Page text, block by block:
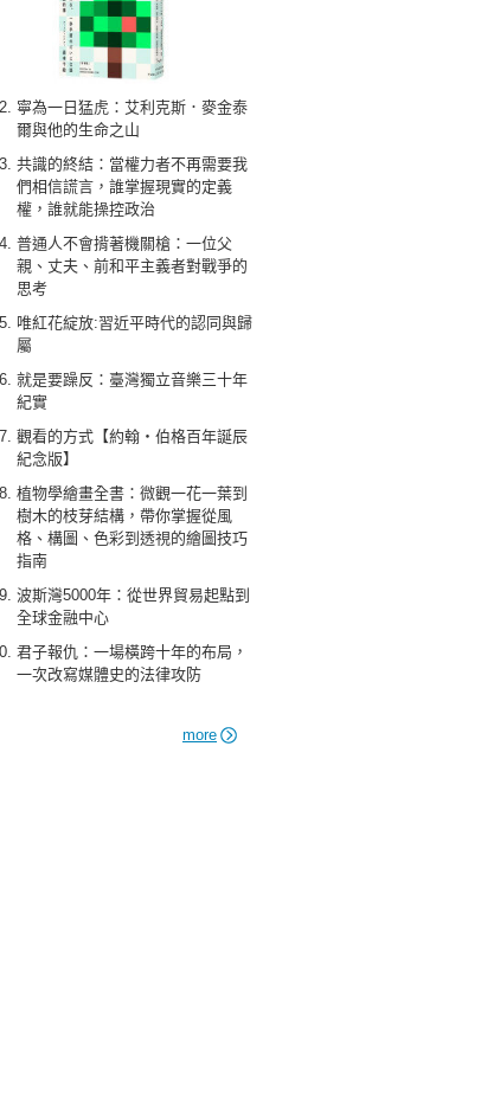
寧為一日猛虎：艾利克斯．麥金泰
爾與他的生命之山
共識的終結：當權力者不再需要我
們相信謊言，誰掌握現實的定義
權，誰就能操控政治
普通人不會揹著機關槍：一位父
親、丈夫、前和平主義者對戰爭的
思考
唯紅花綻放:習近平時代的認同與歸
屬
就是要躁反：臺灣獨立音樂三十年
紀實
觀看的方式【約翰‧伯格百年誕辰
紀念版】
植物學繪畫全書：微觀一花一葉到
樹木的枝芽結構，帶你掌握從風
格、構圖、色彩到透視的繪圖技巧
指南
波斯灣5000年：從世界貿易起點到
全球金融中心
君子報仇：一場橫跨十年的布局，
一次改寫媒體史的法律攻防
more